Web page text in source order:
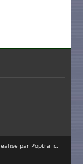
par Poptrafic.